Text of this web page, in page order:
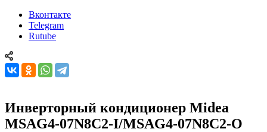
Вконтакте
Telegram
Rutube
Инверторный кондиционер Midea
MSAG4-07N8C2-I/MSAG4-07N8C2-O